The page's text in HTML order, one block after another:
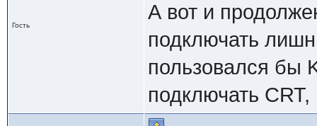
Гость
А вот и
подключать
пользовался бы
подключать